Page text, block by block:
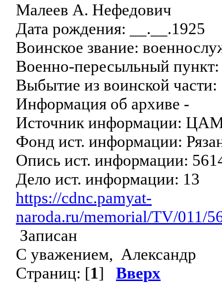
Малеев А. Нефедович
Дата рождения: __.__.1925
Воинское звание:
Военно-пересыльный
Выбытие из воинской
Информация об архиве -
Источник информации:
Фонд ист. информации:
Опись ист. информации:
Дело ист. информации: 13
https://cdnc.pamyat-
naroda.ru/memorial/TV/011/
Записан
С уважением, Александр
Страниц: [1]Вверх